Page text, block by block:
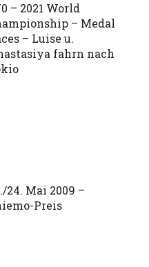
– 2021 World
– Medal
– Luise u.
fahrn nach
24. Mai 2009 –
Preis